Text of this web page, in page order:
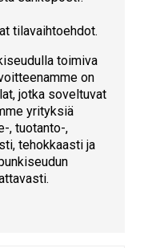
tilavaihtoehdot.
toimiva
on
jotka soveltuvat
yrityksiä
, tuotanto-,
tehokkaasti ja